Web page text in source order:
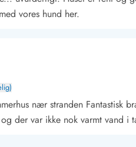
Kontakt Houstrup Kontakt
vores hund her.
nær stranden Fantastisk
der var ikke nok varmt vand i